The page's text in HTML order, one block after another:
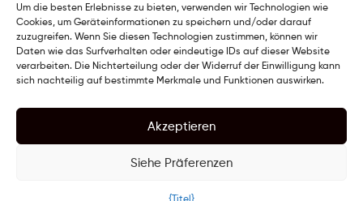
Um die besten Erlebnisse zu bieten, verwenden wir Technologien wie
Cookies, um Geräteinformationen zu speichern und/oder darauf
zuzugreifen. Wenn Sie diesen Technologien zustimmen, können wir
Daten wie das Surfverhalten oder eindeutige IDs auf dieser Website
verarbeiten. Die Nichterteilung oder der Widerruf der Einwilligung kann
sich nachteilig auf bestimmte Merkmale und Funktionen auswirken.
Akzeptieren
Siehe Präferenzen
{Titel}
Urheberrecht © 2025 Essax.Alle Rechte vorbehalten. Design
gekocht vonDer Webkoch